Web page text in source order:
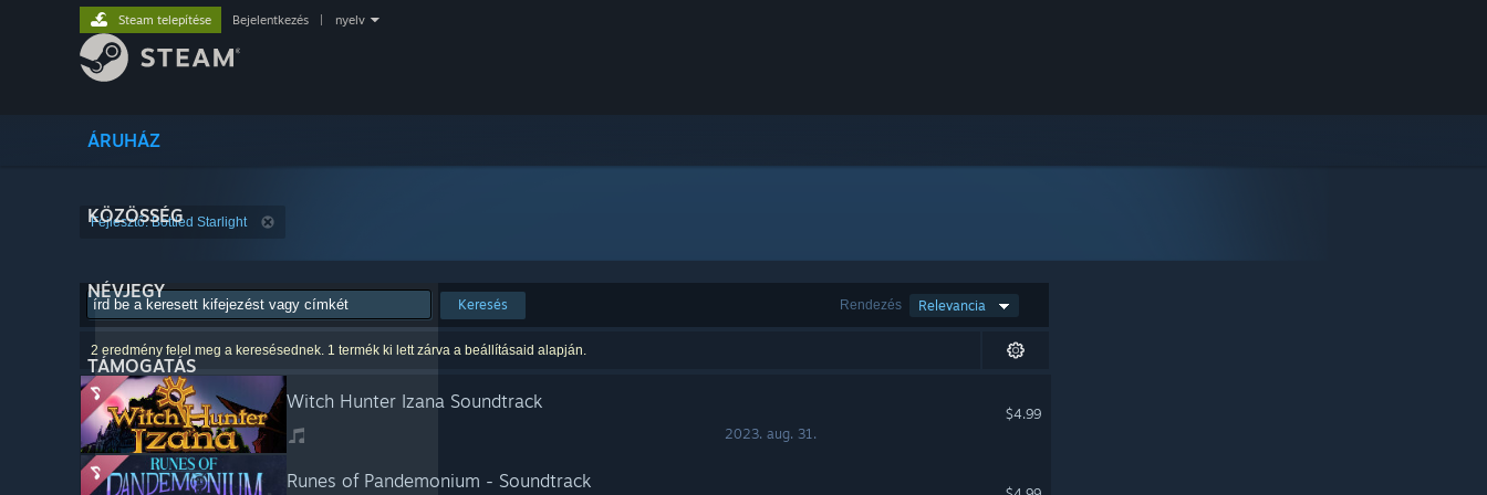
ÁRUHÁZ
KÖZÖSSÉG
NÉVJEGY
TÁMOGATÁS
Steam telepítése Bejelentkezés nyelv
Fejlesztő: Bottled Starlight
Rendezés Relevancia
Keresés
2 eredmény felel meg a keresésednek. 1 termék ki lett zárva a beállításaid alapján.
Witch Hunter Izana Soundtrack
2023. aug. 31.
$4.99
Runes of Pandemonium - Soundtrack